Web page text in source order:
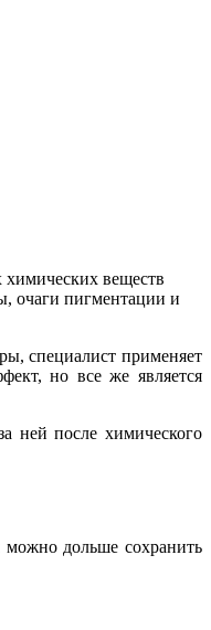
веществ
очаги пигментации и
специалист применяет
но все же является
ней после химического
можно дольше сохранить